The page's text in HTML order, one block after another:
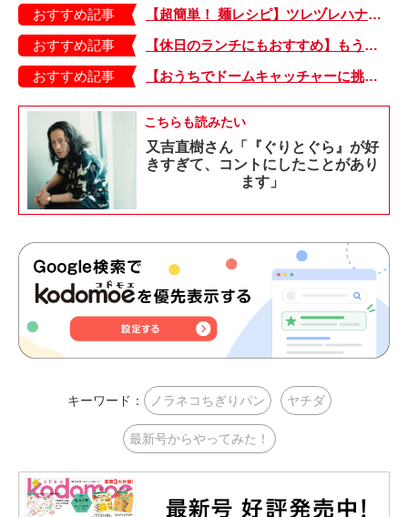
おすすめ記事
【超簡単！ 麺レシピ】ツレヅレハナコさんに聞く、パパッと作れる「オイルサーディンとミニトマトの冷製パスタ」
おすすめ記事
【休日のランチにもおすすめ】もう包丁を持つ気力もない…。そんなときは「とろとろ卵のせチャーハン」はいかが？
おすすめ記事
【おうちでドームキャッチャーに挑戦だ】アンパンマン わくわくドームキャッチャー
こちらも読みたい
又吉直樹さん「『ぐりとぐら』が好
きすぎて、コントにしたことがあり
ます」
キーワード： ノラネコちぎりパン ヤチダ
最新号からやってみた！